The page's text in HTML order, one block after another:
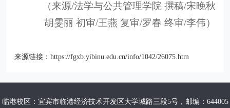
（来源/法学与公共管理学院 撰稿/宋晚秋
胡雯丽 初审/王燕 复审/罗春 终审/李伟）
来源链接： https://fgxb.yibinu.edu.cn/info/1042/26075.htm
临港校区：宜宾市临港经济技术开发区大学城路三段5号，邮编：644005